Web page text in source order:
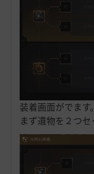
装着画面がでます。
まず遺物を２つセ